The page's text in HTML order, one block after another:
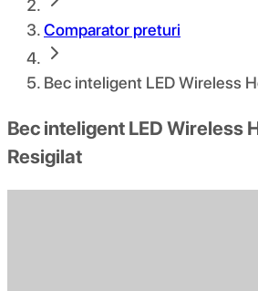
Comparator preturi
Bec inteligent LED Wireless
Bec inteligent LED
Resigilat